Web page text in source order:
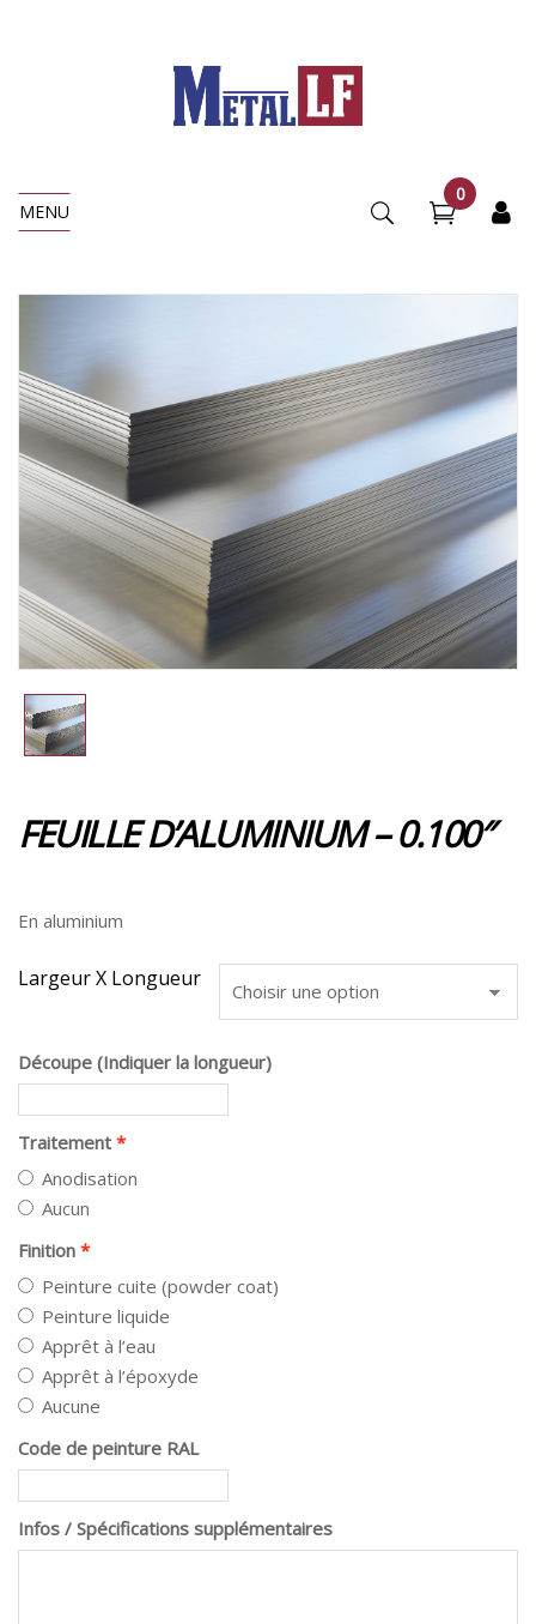
MENU
0
FEUILLE D’ALUMINIUM – 0.100″
En aluminium
Largeur X Longueur
Découpe (Indiquer la longueur)
Traitement
Anodisation
Aucun
Finition
Peinture cuite (powder coat)
Peinture liquide
Apprêt à l’eau
Apprêt à l’époxyde
Aucune
Code de peinture RAL
Infos / Spécifications supplémentaires